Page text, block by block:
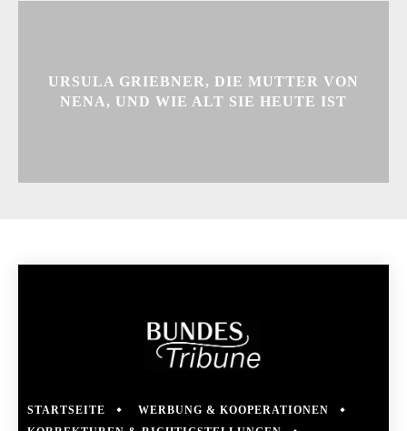
URSULA GRIEBNER, DIE MUTTER VON
NENA, UND WIE ALT SIE HEUTE IST
STARTSEITE
WERBUNG & KOOPERATIONEN